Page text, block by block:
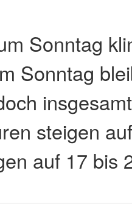
Sonntag
Sonntag
steigen
auf 17 bis